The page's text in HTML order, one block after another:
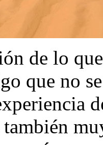
de lo
que no
también